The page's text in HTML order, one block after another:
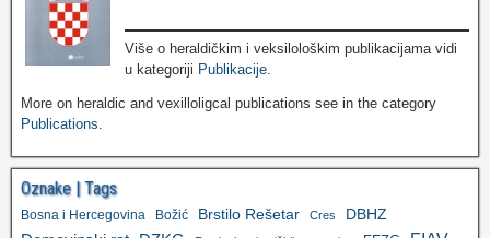
Više o heraldičkim i veksilološkim publikacijama vidi
u kategoriji Publikacije.
More on heraldic and vexilloligcal publications see in the category
Publications.
Oznake | Tags
Bosna i Hercegovina Božić Brstilo Rešetar Cres DBHZ